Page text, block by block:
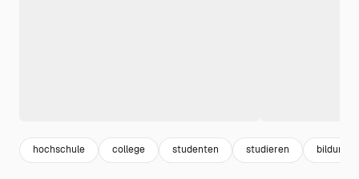
hochschule college studenten studieren bildung